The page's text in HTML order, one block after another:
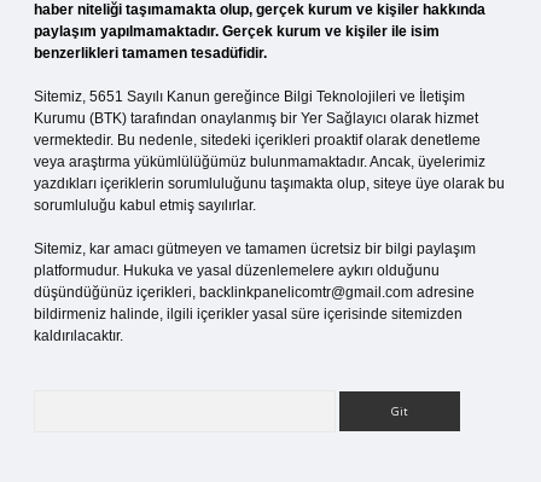
haber niteliği taşımamakta olup, gerçek kurum ve kişiler hakkında
paylaşım yapılmamaktadır. Gerçek kurum ve kişiler ile isim
benzerlikleri tamamen tesadüfidir.
Sitemiz, 5651 Sayılı Kanun gereğince Bilgi Teknolojileri ve İletişim
Kurumu (BTK) tarafından onaylanmış bir Yer Sağlayıcı olarak hizmet
vermektedir. Bu nedenle, sitedeki içerikleri proaktif olarak denetleme
veya araştırma yükümlülüğümüz bulunmamaktadır. Ancak, üyelerimiz
yazdıkları içeriklerin sorumluluğunu taşımakta olup, siteye üye olarak bu
sorumluluğu kabul etmiş sayılırlar.
Sitemiz, kar amacı gütmeyen ve tamamen ücretsiz bir bilgi paylaşım
platformudur. Hukuka ve yasal düzenlemelere aykırı olduğunu
düşündüğünüz içerikleri, backlinkpanelicomtr@gmail.com adresine
bildirmeniz halinde, ilgili içerikler yasal süre içerisinde sitemizden
kaldırılacaktır.